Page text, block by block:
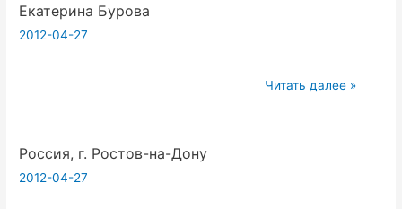
Екатерина Бурова
2012-04-27
Екатерина
Читать далее »
Россия, г. Ростов-на-Дону
2012-04-27